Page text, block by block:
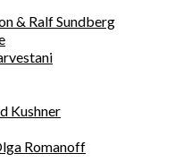
& Ralf Sundberg
Kushner
Romanoff